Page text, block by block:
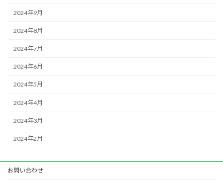
2024年9月
2024年8月
2024年7月
2024年6月
2024年5月
2024年4月
2024年3月
2024年2月
お問い合わせ